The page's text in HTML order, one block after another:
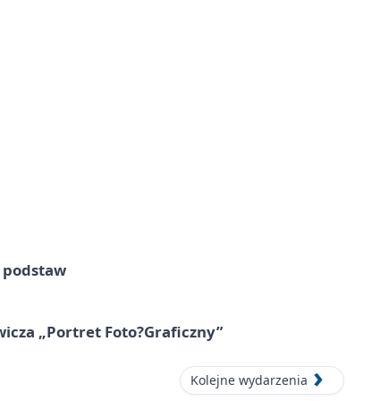
podstaw
„Portret Foto?Graficzny”
Kolejne wydarzenia